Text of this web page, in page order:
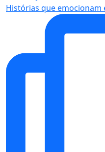
Histórias que